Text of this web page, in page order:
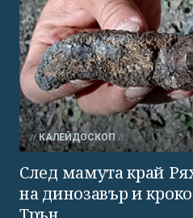
КАЛЕЙДОСКОП
След мамута край
на динозавър и